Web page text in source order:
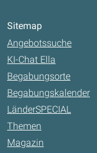
Sitemap
Angebotssuche
KI-Chat Ella
Begabungsorte
Begabungskalender
LänderSPECIAL
Themen
Magazin